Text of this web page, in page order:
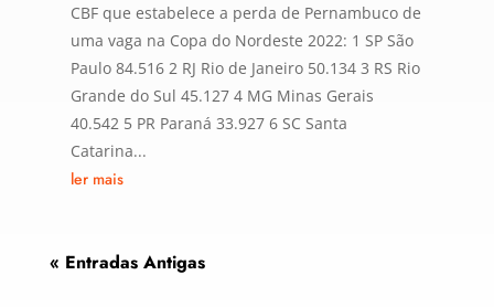
CBF que estabelece a perda de Pernambuco de
uma vaga na Copa do Nordeste 2022: 1 SP São
Paulo 84.516 2 RJ Rio de Janeiro 50.134 3 RS Rio
Grande do Sul 45.127 4 MG Minas Gerais
40.542 5 PR Paraná 33.927 6 SC Santa
Catarina...
ler mais
« Entradas Antigas